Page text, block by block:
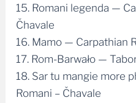
15. Romani legenda —
Čhavale
16. Mamo — Carpathian
17. Rom-Barwało —
18. Sar tu mangie more
Romani – Čhavale